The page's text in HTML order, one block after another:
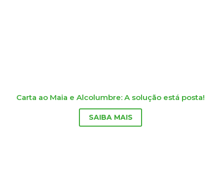
Carta ao Maia e Alcolumbre: A solução está posta!
SAIBA MAIS